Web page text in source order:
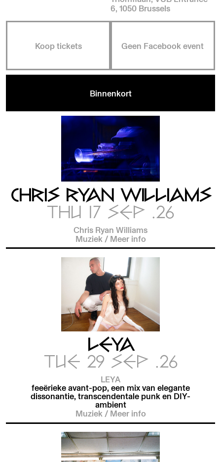
6, 1050 Brussels
Koop tickets Geen Facebook event
Binnenkort
CHRIS RYAN WILLIAMS
THU 17 SEP .26
Chris Ryan Williams
Muziek /Meer info
LEYA
TUE 29 SEP .26
LEYA
feeërieke avant-pop, een mix van elegante
dissonantie, transcendentale punk en DIY-
ambient
Muziek /Meer info